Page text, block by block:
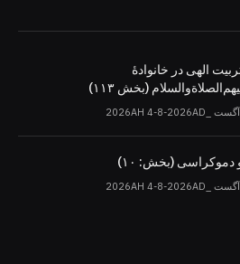
الهی در خانوادۀ
(بخش ۱۱۳)
دموکراسی (بخش: ۱۰)